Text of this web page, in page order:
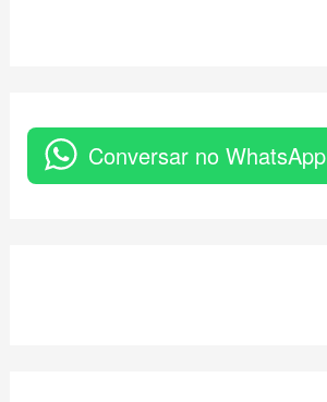
Conversar no WhatsApp